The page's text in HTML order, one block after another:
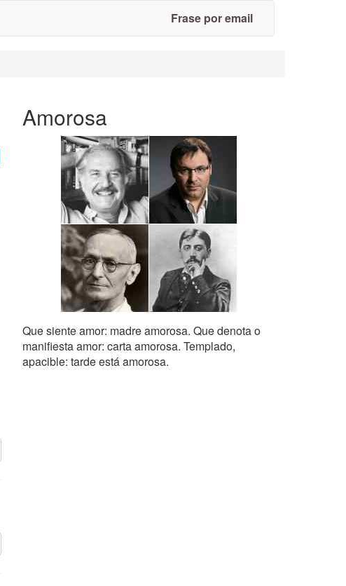
Frase por email
Amorosa
Que siente amor: madre amorosa. Que denota o
manifiesta amor: carta amorosa. Templado,
apacible: tarde está amorosa.